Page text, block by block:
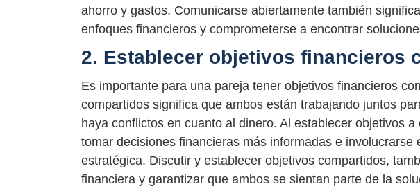
ahorro y gastos. Comunicarse abiertamente también
enfoques financieros y comprometerse a encontrar
2. Establecer objetivos financieros
Es importante para una pareja tener objetivos financieros
compartidos significa que ambos están trabajando juntos
haya conflictos en cuanto al dinero. Al establecer objetivos
tomar decisiones financieras más informadas e involucrarse
estratégica. Discutir y establecer objetivos compartidos,
financiera y garantizar que ambos se sientan parte de la